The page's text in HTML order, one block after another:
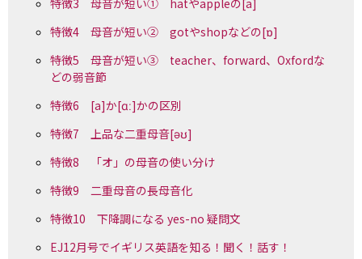
特徴3 母音が短い① hatやappleの[a]
特徴4 母音が短い② gotやshopなどの[ɒ]
特徴5 母音が短い③ teacher、forward、Oxfordな
どの弱音節
特徴6 [a]か[ɑː]かの区別
特徴7 上品な二重母音[əʊ]
特徴8 「オ」の母音の使い分け
特徴9 二重母音の長母音化
特徴10 下降調になる yes-no 疑問文
EJ12月号でイギリス英語を知る！聞く！話す！